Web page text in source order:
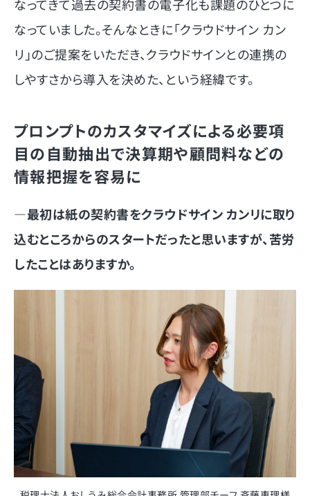
なってきて過去の契約書の電子化も課題のひとつに
なっていました。そんなときに「クラウドサイン カン
リ」のご提案をいただき、クラウドサインとの連携の
しやすさから導入を決めた、という経緯です。
プロンプトのカスタマイズによる必要項
目の自動抽出で決算期や顧問料などの
情報把握を容易に
―最初は紙の契約書をクラウドサイン カンリに取り
込むところからのスタートだったと思いますが、苦労
したことはありますか。